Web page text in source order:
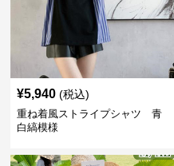
¥5,940 (税込)
重ね着風ストライプシャツ 青
白縞模様